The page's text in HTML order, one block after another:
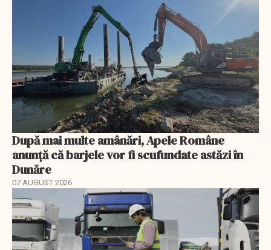
După mai multe amânări, Apele Române
anunță că barjele vor fi scufundate astăzi în
Dunăre
07 AUGUST 2026